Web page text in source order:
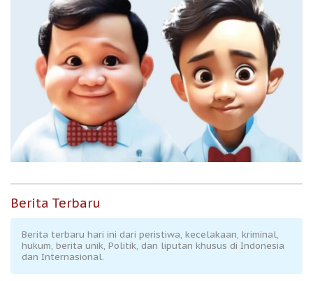
Berita Terbaru
Berita terbaru hari ini dari peristiwa, kecelakaan, kriminal,
hukum, berita unik, Politik, dan liputan khusus di Indonesia
dan Internasional.